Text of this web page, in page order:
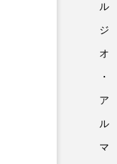
ル
ジ
オ
・
ア
ル
マ